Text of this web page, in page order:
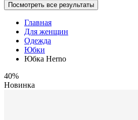
Посмотреть все результаты
Главная
Для женщин
Одежда
Юбки
Юбка Herno
40%
Новинка